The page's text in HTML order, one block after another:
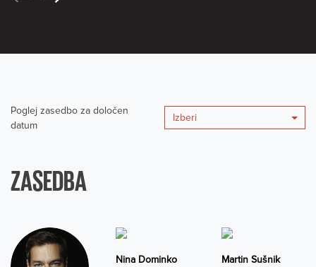
Poglej zasedbo za določen
datum
Izberi
ZASEDBA
Nina Dominko
Martin Sušnik